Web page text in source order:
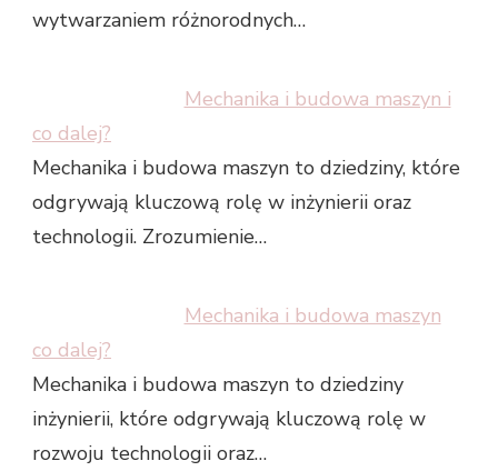
wytwarzaniem różnorodnych…
Mechanika i budowa maszyn i
co dalej?
Mechanika i budowa maszyn to dziedziny, które
odgrywają kluczową rolę w inżynierii oraz
technologii. Zrozumienie…
Mechanika i budowa maszyn
co dalej?
Mechanika i budowa maszyn to dziedziny
inżynierii, które odgrywają kluczową rolę w
rozwoju technologii oraz…